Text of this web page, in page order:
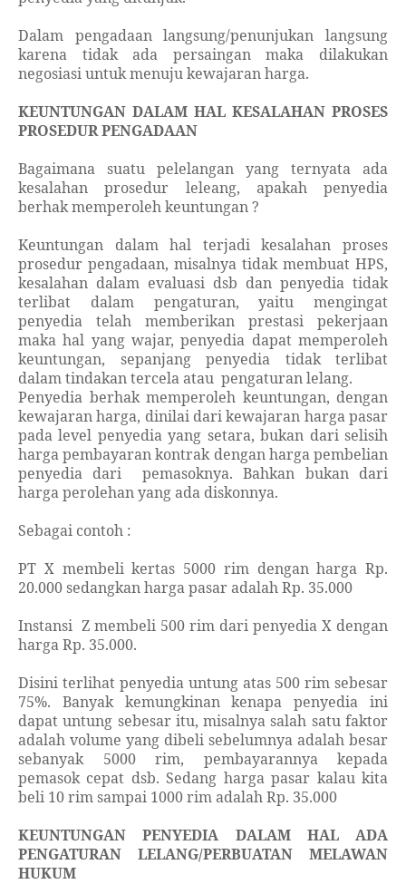
Dalam pengadaan langsung/penunjukan langsung
karena tidak ada persaingan maka dilakukan
negosiasi untuk menuju kewajaran harga.
KEUNTUNGAN DALAM HAL KESALAHAN PROSES
PROSEDUR PENGADAAN
Bagaimana suatu pelelangan yang ternyata ada
kesalahan prosedur leleang, apakah penyedia
berhak memperoleh keuntungan ?
Keuntungan dalam hal terjadi kesalahan proses
prosedur pengadaan, misalnya tidak membuat HPS,
kesalahan dalam evaluasi dsb dan penyedia tidak
terlibat dalam pengaturan, yaitu mengingat
penyedia telah memberikan prestasi pekerjaan
maka hal yang wajar, penyedia dapat memperoleh
keuntungan, sepanjang penyedia tidak terlibat
dalam tindakan tercela atau pengaturan lelang.
Penyedia berhak memperoleh keuntungan, dengan
kewajaran harga, dinilai dari kewajaran harga pasar
pada level penyedia yang setara, bukan dari selisih
harga pembayaran kontrak dengan harga pembelian
penyedia dari
pemasoknya. Bahkan bukan dari
harga perolehan yang ada diskonnya.
Sebagai contoh :
PT X membeli kertas 5000 rim dengan harga Rp.
20.000 sedangkan harga pasar adalah Rp. 35.000
Instansi Z membeli 500 rim dari penyedia X dengan
harga Rp. 35.000.
Disini terlihat penyedia untung atas 500 rim sebesar
75%. Banyak kemungkinan kenapa penyedia ini
dapat untung sebesar itu, misalnya salah satu faktor
adalah volume yang dibeli sebelumnya adalah besar
sebanyak 5000 rim, pembayarannya kepada
pemasok cepat dsb. Sedang harga pasar kalau kita
beli 10 rim sampai 1000 rim adalah Rp. 35.000
KEUNTUNGAN PENYEDIA DALAM HAL ADA
PENGATURAN LELANG/PERBUATAN MELAWAN
HUKUM